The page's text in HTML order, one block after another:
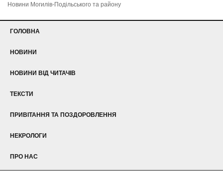
Новини Могилів-Подільського та району
ГОЛОВНА
НОВИНИ
НОВИНИ ВІД ЧИТАЧІВ
ТЕКСТИ
ПРИВІТАННЯ ТА ПОЗДОРОВЛЕННЯ
НЕКРОЛОГИ
ПРО НАС